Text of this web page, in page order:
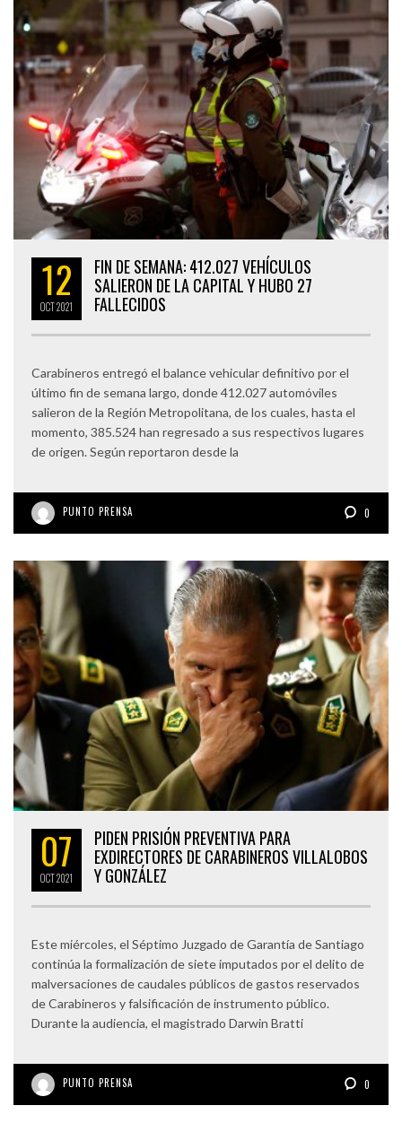
12
OCT2021
FIN DE SEMANA: 412.027 VEHÍCULOS
SALIERON DE LA CAPITAL Y HUBO 27
FALLECIDOS
Carabineros entregó el balance vehicular definitivo por el
último fin de semana largo, donde 412.027 automóviles
salieron de la Región Metropolitana, de los cuales, hasta el
momento, 385.524 han regresado a sus respectivos lugares
de origen. Según reportaron desde la
PUNTO PRENSA 0
07
OCT2021
PIDEN PRISIÓN PREVENTIVA PARA
EXDIRECTORES DE CARABINEROS VILLALOBOS
Y GONZÁLEZ
Este miércoles, el Séptimo Juzgado de Garantía de Santiago
continúa la formalización de siete imputados por el delito de
malversaciones de caudales públicos de gastos reservados
de Carabineros y falsificación de instrumento público.
Durante la audiencia, el magistrado Darwin Bratti
PUNTO PRENSA 0